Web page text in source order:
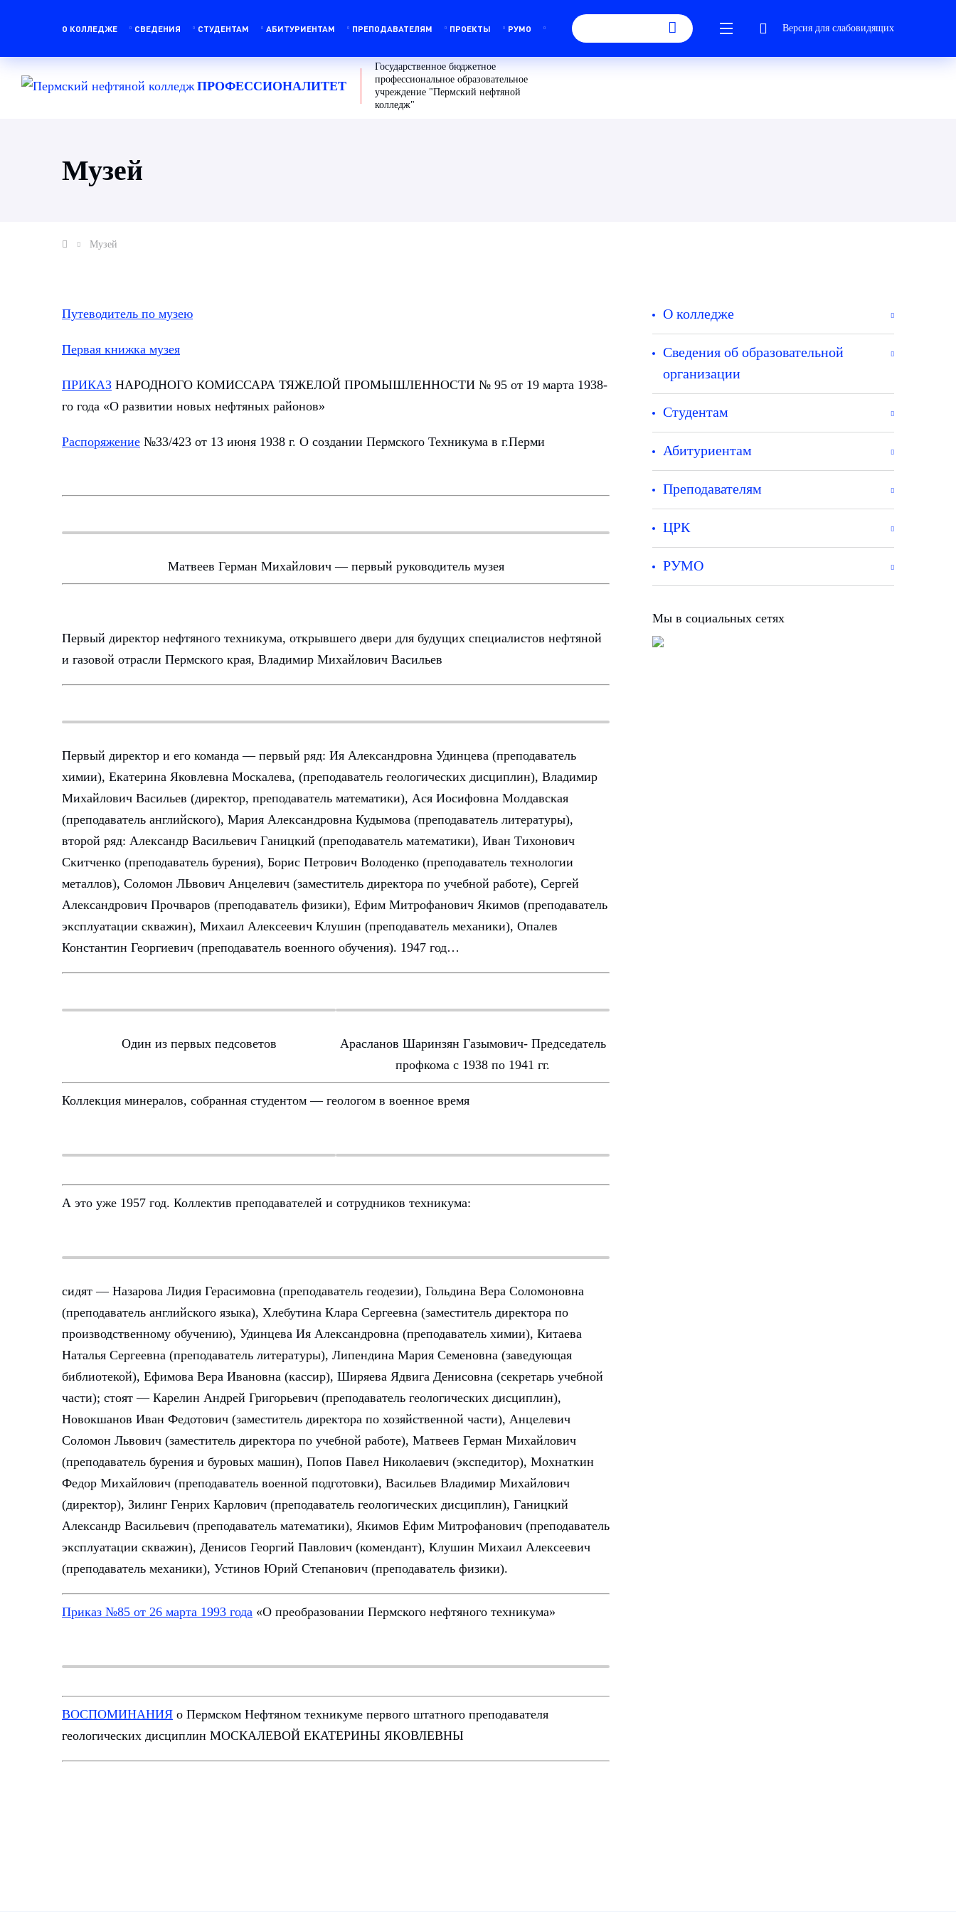
О КОЛЛЕДЖЕ СВЕДЕНИЯ СТУДЕНТАМ АБИТУРИЕНТАМ ПРЕПОДАВАТЕЛЯМ ПРОЕКТЫ РУМО Версия для слабовидящих
ПРОФЕССИОНАЛИТЕТ
Государственное бюджетное
профессиональное образовательное
учреждение "Пермский нефтяной
колледж"
Музей
Музей
Путеводитель по музею
Первая книжка музея
ПРИКАЗ НАРОДНОГО КОМИССАРА ТЯЖЕЛОЙ ПРОМЫШЛЕННОСТИ № 95 от 19 марта 1938-
го года «О развитии новых нефтяных районов»
Распоряжение №33/423 от 13 июня 1938 г. О создании Пермского Техникума в г.Перми
Матвеев Герман Михайлович — первый руководитель музея
Первый директор нефтяного техникума, открывшего двери для будущих специалистов нефтяной
и газовой отрасли Пермского края, Владимир Михайлович Васильев
Первый директор и его команда — первый ряд: Ия Александровна Удинцева (преподаватель
химии), Екатерина Яковлевна Москалева, (преподаватель геологических дисциплин), Владимир
Михайлович Васильев (директор, преподаватель математики), Ася Иосифовна Молдавская
(преподаватель английского), Мария Александровна Кудымова (преподаватель литературы),
второй ряд: Александр Васильевич Ганицкий (преподаватель математики), Иван Тихонович
Скитченко (преподаватель бурения), Борис Петрович Володенко (преподаватель технологии
металлов), Соломон ЛЬвович Анцелевич (заместитель директора по учебной работе), Сергей
Александрович Прочваров (преподаватель физики), Ефим Митрофанович Якимов (преподаватель
эксплуатации скважин), Михаил Алексеевич Клушин (преподаватель механики), Опалев
Константин Георгиевич (преподаватель военного обучения). 1947 год…
Один из первых педсоветов
Арасланов Шаринзян Газымович- Председатель
профкома с 1938 по 1941 гг.
Коллекция минералов, собранная студентом — геологом в военное время
А это уже 1957 год. Коллектив преподавателей и сотрудников техникума:
сидят — Назарова Лидия Герасимовна (преподаватель геодезии), Гольдина Вера Соломоновна
(преподаватель английского языка), Хлебутина Клара Сергеевна (заместитель директора по
производственному обучению), Удинцева Ия Александровна (преподаватель химии), Китаева
Наталья Сергеевна (преподаватель литературы), Липендина Мария Семеновна (заведующая
библиотекой), Ефимова Вера Ивановна (кассир), Ширяева Ядвига Денисовна (секретарь учебной
части); стоят — Карелин Андрей Григорьевич (преподаватель геологических дисциплин),
Новокшанов Иван Федотович (заместитель директора по хозяйственной части), Анцелевич
Соломон Львович (заместитель директора по учебной работе), Матвеев Герман Михайлович
(преподаватель бурения и буровых машин), Попов Павел Николаевич (экспедитор), Мохнаткин
Федор Михайлович (преподаватель военной подготовки), Васильев Владимир Михайлович
(директор), Зилинг Генрих Карлович (преподаватель геологических дисциплин), Ганицкий
Александр Васильевич (преподаватель математики), Якимов Ефим Митрофанович (преподаватель
эксплуатации скважин), Денисов Георгий Павлович (комендант), Клушин Михаил Алексеевич
(преподаватель механики), Устинов Юрий Степанович (преподаватель физики).
Приказ №85 от 26 марта 1993 года «О преобразовании Пермского нефтяного техникума»
ВОСПОМИНАНИЯ о Пермском Нефтяном техникуме первого штатного преподавателя
геологических дисциплин МОСКАЛЕВОЙ ЕКАТЕРИНЫ ЯКОВЛЕВНЫ
О колледже
Сведения об образовательной
организации
Студентам
Абитуриентам
Преподавателям
ЦРК
РУМО
Мы в социальных сетях